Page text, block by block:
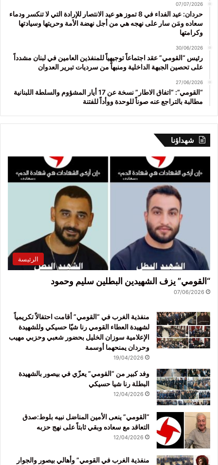
07/07/2026
حردان: عيد الفداء في 8 تموز هو عيد الانتصار للإرادة التي لا تنكسر ودماء
سعاده ومَن سار على نهجه هي من أجل نهضة الأمة وحريتها وسيادتها
وكرامتها
30/06/2026
رئيس “القومي” عقد اجتماعاً توجيهياً للمنفذين العامين في لبنان مشدداً
على تحصين الجبهة الداخلية ومنبهاً من سرديات تبرير العدوان
27/06/2026
“القومي”: “اتفاق الاطار” نسخة عن 17 أيار المشؤوم والسلطة اللبنانية
مطالبة بالتراجع عنه صوناً للوحدة ووأداً للفتنة
شهداؤنا
الرئيسة
“القومي” يزف الشهيدين البطلين سليم وحمود
07/06/2026
منفذية الغرب في “القومي” أقامت احتفالاً تكريمياً
لشهيدة العطاء القومي رنا شيّا حسيكي وللشهيدة
الإعلامية سوزان الخليل بحضور شعبي وحزبي مهيب
وحردان يمنحهما أوسمة
19/04/2026
وفد كبير من “القومي” يعزّي في بيصور بالشهيدة
البطلة رنا شيا حسيكي
12/04/2026
“القومي” ينعى الأمين المناضل نبيه بلوط:صدق
التعاقد مع سعاده وبقي ثابتاً على نهج حزبه
12/04/2026
منفذية الغرب في القومي” وأهالي بيصور والجوار